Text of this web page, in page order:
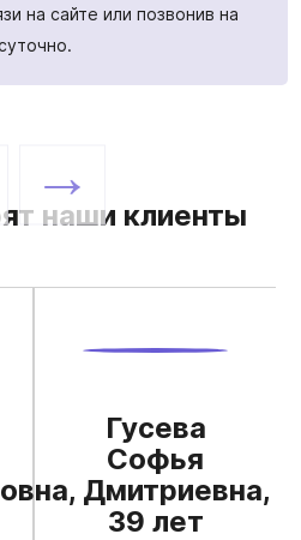
на сайте или позвонив на
наши клиенты
Гусева
Софья
Дмитриевна,
39 лет